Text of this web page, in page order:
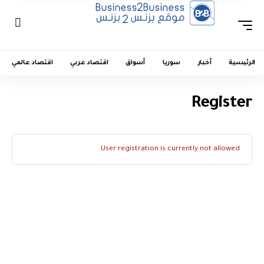
الرئيسية أخبار سوريا أسواق اقتصاد عربي اقتصاد عالمي
Register
User registration is currently not allowed.